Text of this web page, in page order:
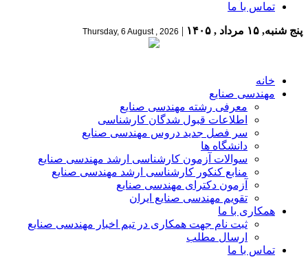
تماس با ما
پنج شنبه, ۱۵ مرداد , ۱۴۰۵ |
Thursday, 6 August , 2026
خانه
مهندسی صنایع
معرفی رشته مهندسی صنایع
اطلاعات قبول شدگان کارشناسی
سر فصل جدید دروس مهندسی صنایع
دانشگاه ها
سوالات آزمون کارشناسی ارشد مهندسی صنایع
منابع کنکور کارشناسی ارشد مهندسی صنایع
آزمون دکترای مهندسی صنایع
تقویم مهندسی صنایع ایران
همکاری با ما
ثبت نام جهت همکاری در تیم اخبار مهندسی صنایع
ارسال مطلب
تماس با ما